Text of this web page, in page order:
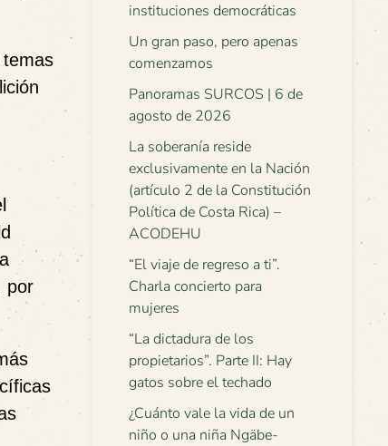
por
instituciones democráticas
Un gran paso, pero apenas
comenzamos
Panoramas SURCOS | 6 de
agosto de 2026
La soberanía reside
exclusivamente en la Nación
(artículo 2 de la Constitución
Política de Costa Rica) –
ACODEHU
“El viaje de regreso a ti”.
Charla concierto para
mujeres
“La dictadura de los
propietarios”. Parte II: Hay
gatos sobre el techado
¿Cuánto vale la vida de un
niño o una niña Ngäbe-